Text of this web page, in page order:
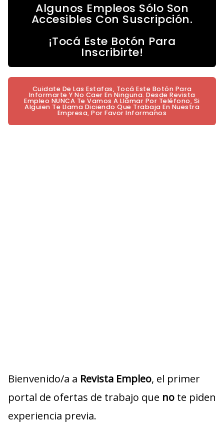
Algunos Empleos Sólo Son
Accesibles Con Suscripción.
¡Tocá Este Botón Para
Inscribirte!
Cuidate De Las Estafas, Tocá Este Botón Para
Informarte Y No Caer En Ninguna. Desde Revista
Empleo NUNCA Te Vamos A Llamar Por Teléfono, Si
Alguien Te Llama Diciendo Que Trabaja En Nuestra
Empresa, Por Favor Informanos
Bienvenido/a a Revista Empleo, el primer
portal de ofertas de trabajo que no te piden
experiencia previa.